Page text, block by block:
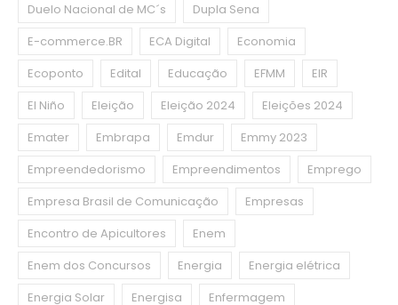
Duelo Nacional de MC´s
Dupla Sena
E-commerce.BR
ECA Digital
Economia
Ecoponto
Edital Educação EFMM
EIR
El Niño
Eleição Eleição 2024
Eleições 2024
Emater
Embrapa Emdur
Emmy 2023
Empreendedorismo
Empreendimentos
Emprego
Empresa Brasil de Comunicação
Empresas
Encontro de Apicultores
Enem
Enem dos Concursos
Energia
Energia elétrica
Energia Solar
Energisa
Enfermagem